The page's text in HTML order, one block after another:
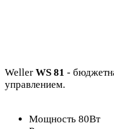
Weller WS 81 -
управлением.
Мощность 80Вт